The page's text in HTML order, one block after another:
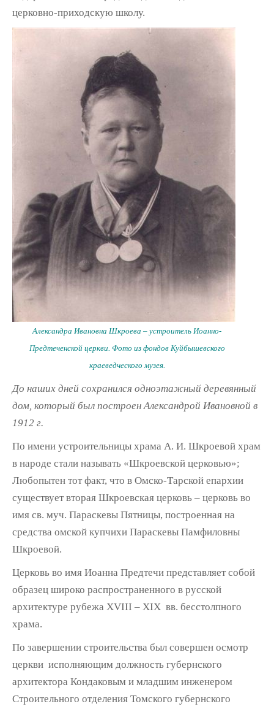
церковно-приходскую школу.
Александра Ивановна Шкроева – устроитель Иоанно-
Предтеченской церкви. Фото из фондов Куйбышевского
краеведческого музея.
До наших дней сохранился одноэтажный деревянный
дом, который был построен Александрой Ивановной в
1912 г.
По имени устроительницы храма А. И. Шкроевой храм
в народе стали называть «Шкроевской церковью»;
Любопытен тот факт, что в Омско-Тарской епархии
существует вторая Шкроевская церковь – церковь во
имя св. муч. Параскевы Пятницы, построенная на
средства омской купчихи Параскевы Памфиловны
Шкроевой.
Церковь во имя Иоанна Предтечи представляет собой
образец широко распространенного в русской
архитектуре рубежа XVIII – XIX вв. бесстолпного
храма.
По завершении строительства был совершен осмотр
церкви исполняющим должность губернского
архитектора Кондаковым и младшим инженером
Строительного отделения Томского губернского